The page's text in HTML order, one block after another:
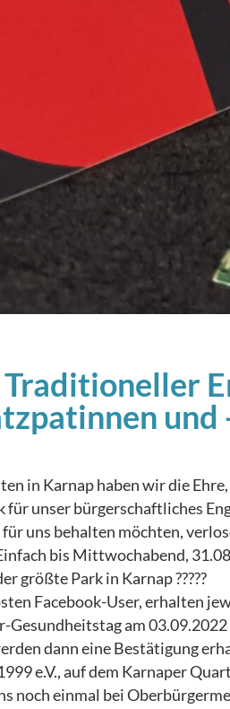
Traditioneller
und
in Karnap haben wir die
für unser bürgerschaftliches
uns behalten möchten,
bis Mittwochabend,
größte Park in Karnap ?????
Facebook-User, erhalten
Gesundheitstag am
dann eine Bestätigung
e.V., auf dem Karnaper
noch einmal bei